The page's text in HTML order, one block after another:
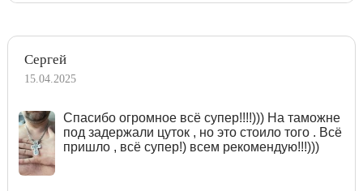
Сергей
15.04.2025
Спасибо огромное всё супер!!!!))) На таможне
под задержали цуток , но это стоило того . Всё
пришло , всё супер!) всем рекомендую!!!)))